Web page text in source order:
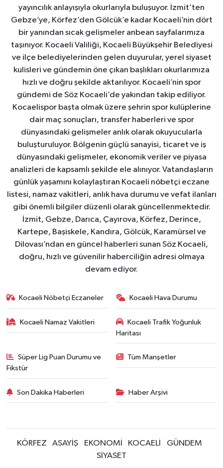
yayıncılık anlayışıyla okurlarıyla buluşuyor. İzmit’ten
Gebze’ye, Körfez’den Gölcük’e kadar Kocaeli’nin dört
bir yanından sıcak gelişmeler anbean sayfalarımıza
taşınıyor. Kocaeli Valiliği, Kocaeli Büyükşehir Belediyesi
ve ilçe belediyelerinden gelen duyurular, yerel siyaset
kulisleri ve gündemin öne çıkan başlıkları okurlarımıza
hızlı ve doğru şekilde aktarılıyor. Kocaeli’nin spor
gündemi de Söz Kocaeli’de yakından takip ediliyor.
Kocaelispor başta olmak üzere şehrin spor kulüplerine
dair maç sonuçları, transfer haberleri ve spor
dünyasındaki gelişmeler anlık olarak okuyucularla
buluşturuluyor. Bölgenin güçlü sanayisi, ticaret ve iş
dünyasındaki gelişmeler, ekonomik veriler ve piyasa
analizleri de kapsamlı şekilde ele alınıyor. Vatandaşların
günlük yaşamını kolaylaştıran Kocaeli nöbetçi eczane
listesi, namaz vakitleri, anlık hava durumu ve vefat ilanları
gibi önemli bilgiler düzenli olarak güncellenmektedir.
İzmit, Gebze, Darıca, Çayırova, Körfez, Derince,
Kartepe, Başiskele, Kandıra, Gölcük, Karamürsel ve
Dilovası’ndan en güncel haberleri sunan Söz Kocaeli,
doğru, hızlı ve güvenilir haberciliğin adresi olmaya
devam ediyor.
Kocaeli Nöbetçi Eczaneler Kocaeli Hava Durumu
Kocaeli Namaz Vakitleri
Kocaeli Trafik Yoğunluk
Haritası
Süper Lig Puan Durumu ve
Fikstür
Tüm Manşetler
Son Dakika Haberleri Haber Arşivi
KÖRFEZ ASAYİŞ EKONOMİ KOCAELİ
GÜNDEM
SİYASET